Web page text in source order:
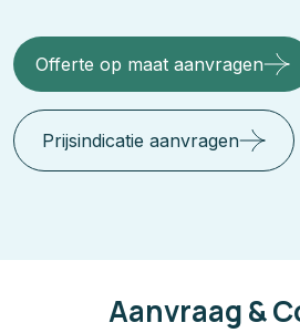
Offerte op maat aanvragen
Prijsindicatie aanvragen
Aanvraag &